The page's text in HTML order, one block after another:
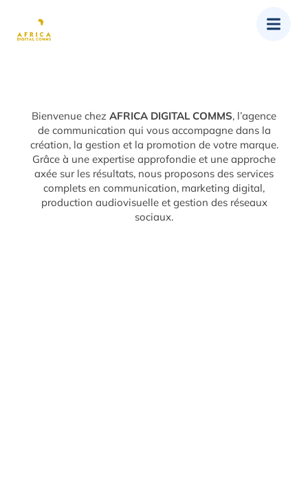
Bienvenue chez AFRICA DIGITAL COMMS, l’agence
de communication qui vous accompagne dans la
création, la gestion et la promotion de votre marque.
Grâce à une expertise approfondie et une approche
axée sur les résultats, nous proposons des services
complets en communication, marketing digital,
production audiovisuelle et gestion des réseaux
sociaux.